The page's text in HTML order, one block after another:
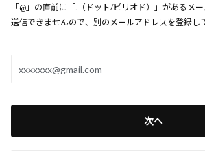
「@」の直前に「.（ドット/ピリオド）」があるメ
送信できませんので、別のメールアドレスを登録し
次へ